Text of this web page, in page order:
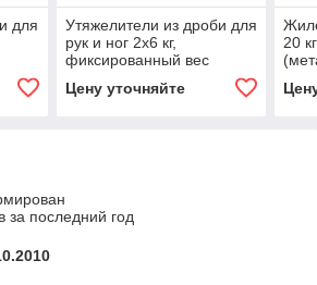
для
Утяжелители из дроби для
рук и ног 2х6 кг,
фиксированный вес
Цену уточняйте
20
за последний год